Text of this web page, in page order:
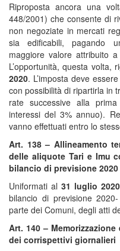
Riproposta ancora una
448/2001) che consente di
non negoziate in mercati
sia edificabili, pagando
maggiore valore attribuito
L’opportunità, questa volta,
2020. L’imposta deve
con possibilità di ripartirla in
rate successive alla
interessi del 3% annuo).
vanno effettuati entro lo
Art. 138 – Allineamento
delle aliquote Tari e Imu
bilancio di previsione 2020
Uniformati al 31 luglio 2020
bilancio di previsione
parte dei Comuni, degli atti
Art. 140 –
dei corrispettivi giornalieri